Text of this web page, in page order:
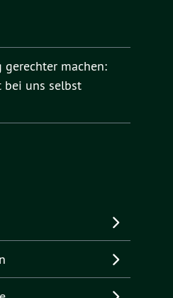
gerechter machen:
uns selbst